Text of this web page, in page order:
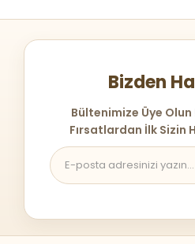
Bizden
Bültenimize Üye
Fırsatlardan İlk Sizin